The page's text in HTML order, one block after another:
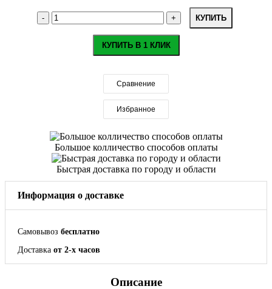
КУПИТЬ
КУПИТЬ В 1 КЛИК
Сравнение
Избранное
Большое колличество способов оплаты
Быстрая доставка по городу и области
Информация о доставке
Самовывоз бесплатно
Доставка от 2-х часов
Описание